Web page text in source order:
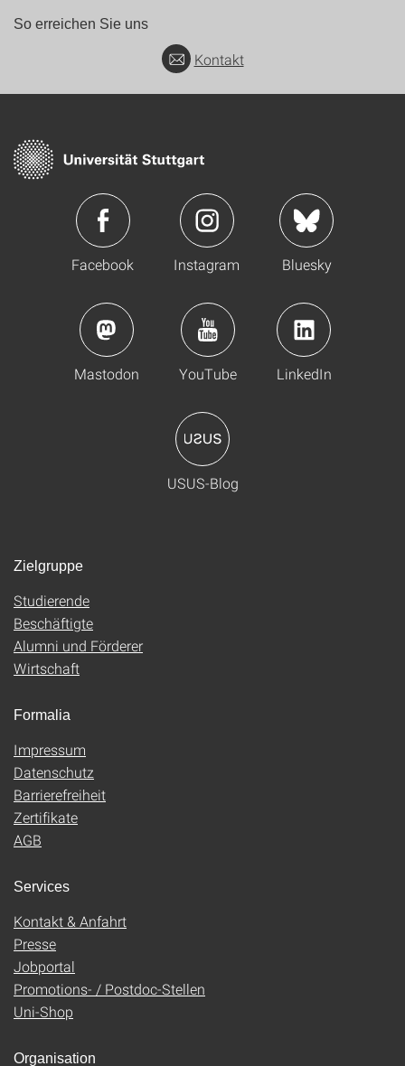
So erreichen Sie uns
Kontakt
Facebook Instagram Bluesky
Mastodon YouTube LinkedIn
USUS-Blog
Zielgruppe
Studierende
Beschäftigte
Alumni und Förderer
Wirtschaft
Formalia
Impressum
Datenschutz
Barrierefreiheit
Zertifikate
AGB
Services
Kontakt & Anfahrt
Presse
Jobportal
Promotions- / Postdoc-Stellen
Uni-Shop
Organisation